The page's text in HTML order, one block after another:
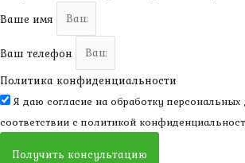
Ваше имя
Ваш телефон
Политика конфиденциальности
Я даю согласие на обработку
соответствии с политикой
Получить консультацию